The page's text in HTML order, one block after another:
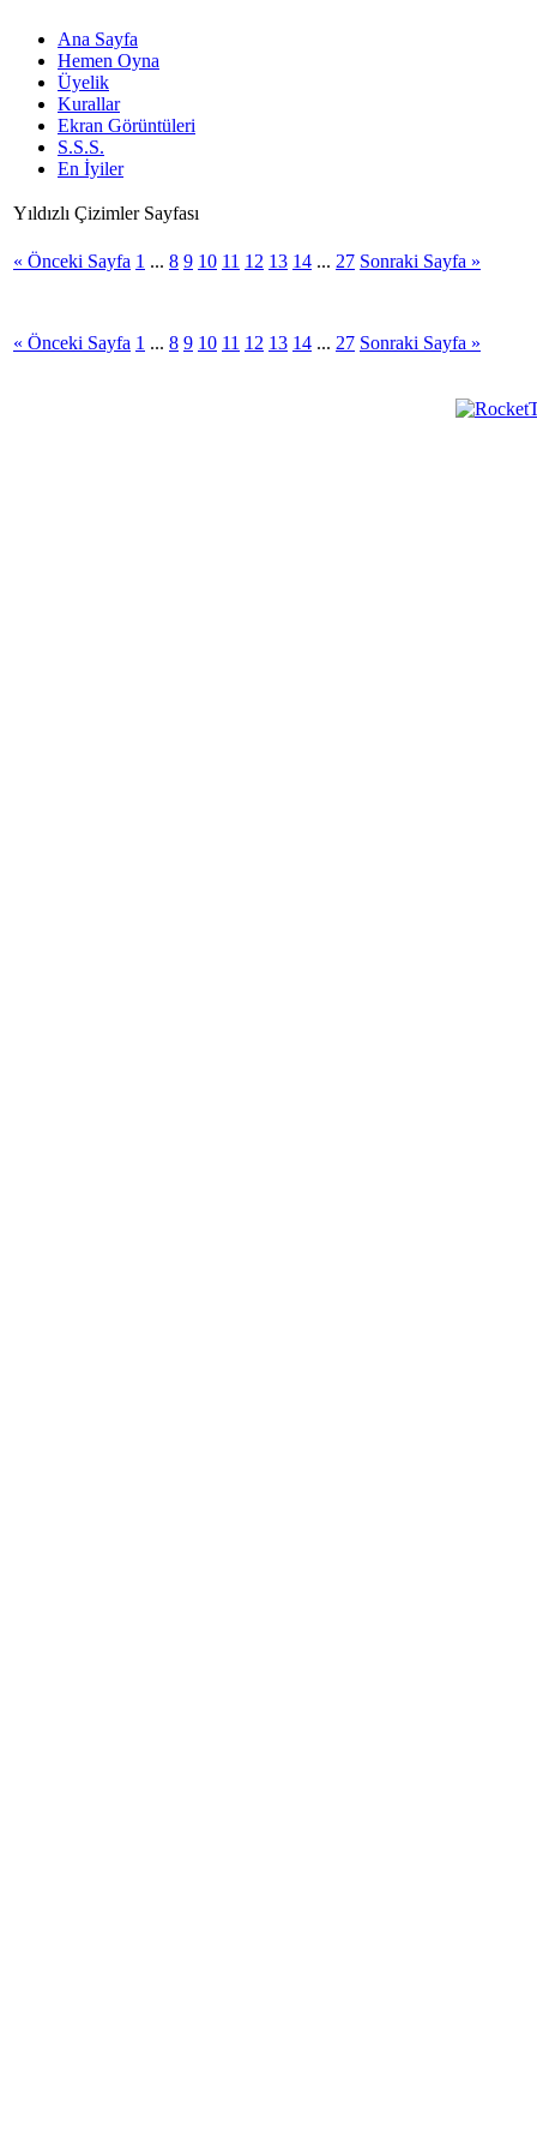
Ana Sayfa
Hemen Oyna
Üyelik
Kurallar
Ekran Görüntüleri
S.S.S.
En İyiler
Yıldızlı Çizimler Sayfası
« Önceki Sayfa 1 ... 8 9 10 11 12 13 14 ... 27 Sonraki Sayfa »
« Önceki Sayfa 1 ... 8 9 10 11 12 13 14 ... 27 Sonraki Sayfa »